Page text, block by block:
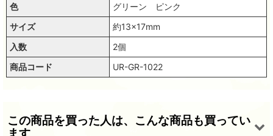
色
グリーン ピンク
サイズ
約13×17mm
入数
2個
商品コード
UR-GR-1022
この商品を買った人は、こんな商品も買ってい
ます